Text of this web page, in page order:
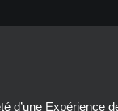
d’une Expérience